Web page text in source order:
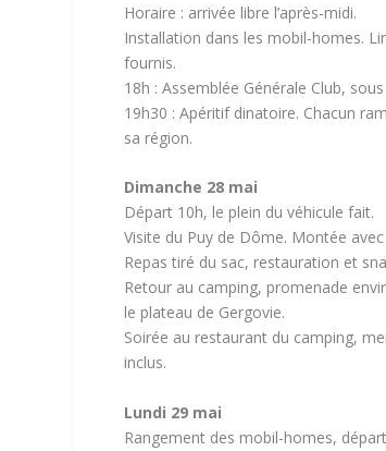
Horaire : arrivée libre l’après-midi.
Installation dans les mobil-homes.
fournis.
18h : Assemblée Générale Club,
19h30 : Apéritif dinatoire. Chacun
sa région.
Dimanche 28 mai
Départ 10h, le plein du véhicule fait.
Visite du Puy de Dôme. Montée
Repas tiré du sac, restauration et
Retour au camping, promenade
le plateau de Gergovie.
Soirée au restaurant du camping,
inclus.
Lundi 29 mai
Rangement des mobil-homes,